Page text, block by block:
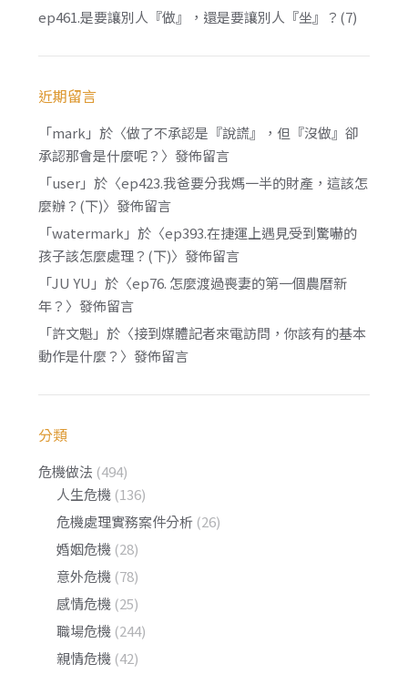
ep461.是要讓別人『做』，還是要讓別人『坐』？(7)
近期留言
「mark 」於〈做了不承認是『說謊』，但『沒做』卻
承認那會是什麼呢？ 〉發佈留言
「user」於〈ep423.我爸要分我媽一半的財產，這該怎
麼辦？(下)〉發佈留言
「watermark 」於〈ep393.在捷運上遇見受到驚嚇的
孩子該怎麼處理？(下)〉發佈留言
「JU YU 」於〈ep76. 怎麼渡過喪妻的第一個農曆新
年？ 〉發佈留言
「許文魁」於〈接到媒體記者來電訪問，你該有的基本
動作是什麼？ 〉發佈留言
分類
危機做法 (494)
人生危機 (136)
危機處理實務案件分析 (26)
婚姻危機 (28)
意外危機 (78)
感情危機 (25)
職場危機 (244)
親情危機 (42)